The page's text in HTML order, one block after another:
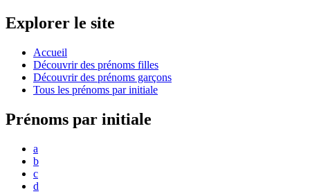
Explorer le site
Accueil
Découvrir des prénoms filles
Découvrir des prénoms garçons
Tous les prénoms par initiale
Prénoms par initiale
a
b
c
d